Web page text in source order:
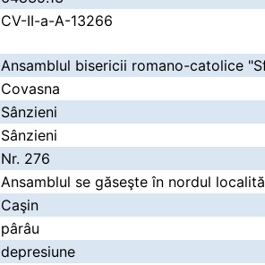
CV-II-a-A-13266
Ansamblul bisericii romano-catolice
Covasna
Sânzieni
Sânzieni
Nr. 276
Ansamblul se găseşte în nordul
Caşin
pârâu
depresiune